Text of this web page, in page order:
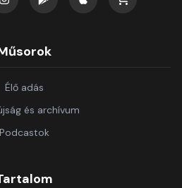
Élő adás
és archívum
Podcastok